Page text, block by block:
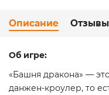
Описание Отзывы
Об игре:
«Башня дракона» —
данжен-кроулер, то